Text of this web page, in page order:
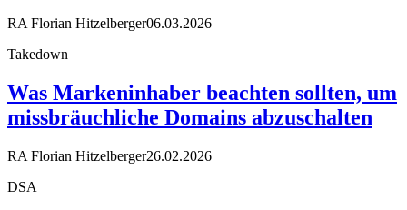
RA Florian Hitzelberger06.03.2026
Takedown
Was Markeninhaber beachten sollten, um
missbräuchliche Domains abzuschalten
RA Florian Hitzelberger26.02.2026
DSA